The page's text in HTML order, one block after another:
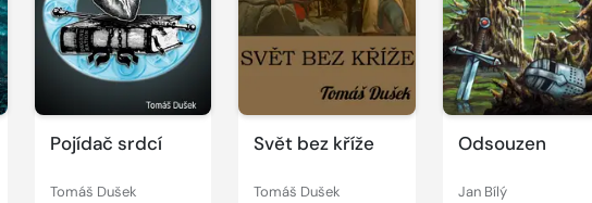
Pojídač srdcí
Tomáš Dušek
Svět bez kříže
Tomáš Dušek
Odsouzen
Jan Bílý